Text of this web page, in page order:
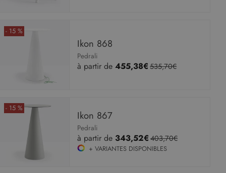
- 15 %
Ikon 868
Pedrali
à partir de455,38€ 535,70€
- 15 %
Ikon 867
Pedrali
à partir de 343,52€ 403,70€
+ VARIANTES DISPONIBLES